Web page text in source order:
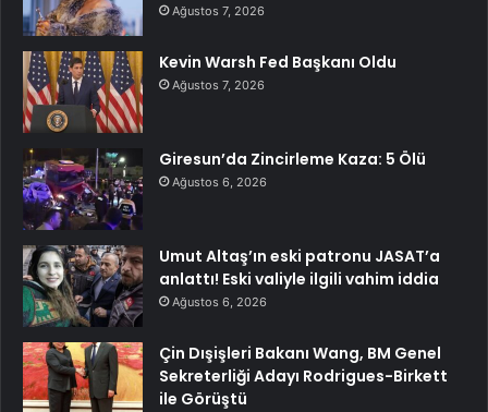
Ağustos 7, 2026
Kevin Warsh Fed Başkanı Oldu
Ağustos 7, 2026
Giresun’da Zincirleme Kaza: 5 Ölü
Ağustos 6, 2026
Umut Altaş’ın eski patronu JASAT’a
anlattı! Eski valiyle ilgili vahim iddia
Ağustos 6, 2026
Çin Dışişleri Bakanı Wang, BM Genel
Sekreterliği Adayı Rodrigues-Birkett
ile Görüştü